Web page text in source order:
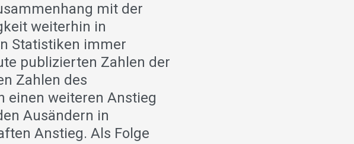
mit der
weiterhin in
Statistiken immer
publizierten Zahlen der
Zahlen des
einen weiteren Anstieg
Ausändern in
Anstieg. Als Folge